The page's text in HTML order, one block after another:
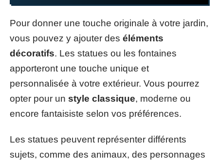
Pour donner une touche originale à votre jardin,
vous pouvez y ajouter des éléments
décoratifs. Les statues ou les fontaines
apporteront une touche unique et
personnalisée à votre extérieur. Vous pourrez
opter pour un style classique, moderne ou
encore fantaisiste selon vos préférences.
Les statues peuvent représenter différents
sujets, comme des animaux, des personnages